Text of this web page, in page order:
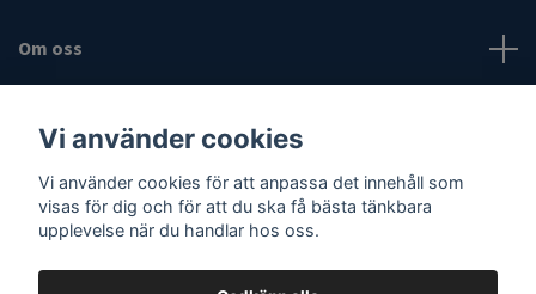
Om oss
Sociala medier
Vi använder cookies
Vi använder cookies för att anpassa det innehåll som
visas för dig och för att du ska få bästa tänkbara
upplevelse när du handlar hos oss.